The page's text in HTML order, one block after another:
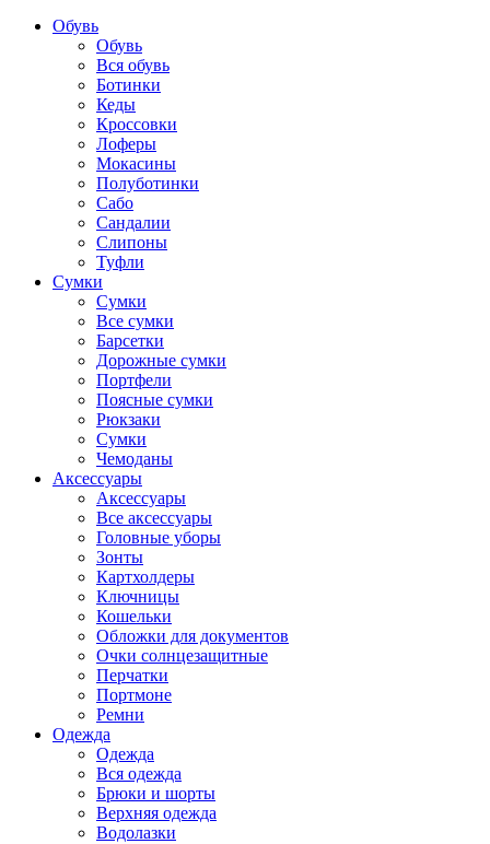
Обувь
Обувь
Вся обувь
Ботинки
Кеды
Кроссовки
Лоферы
Мокасины
Полуботинки
Сабо
Сандалии
Слипоны
Туфли
Сумки
Сумки
Все сумки
Барсетки
Дорожные сумки
Портфели
Поясные сумки
Рюкзаки
Сумки
Чемоданы
Аксессуары
Аксессуары
Все аксессуары
Головные уборы
Зонты
Картхолдеры
Ключницы
Кошельки
Обложки для документов
Очки солнцезащитные
Перчатки
Портмоне
Ремни
Одежда
Одежда
Вся одежда
Брюки и шорты
Верхняя одежда
Водолазки